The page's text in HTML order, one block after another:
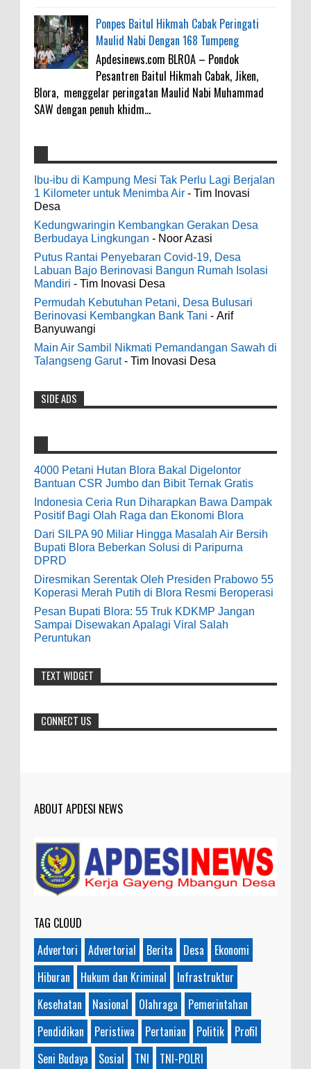
Ponpes Baitul Hikmah Cabak Peringati
Maulid Nabi Dengan 168 Tumpeng
Apdesinews.com BLROA – Pondok
Pesantren Baitul Hikmah Cabak, Jiken,
Blora, menggelar peringatan Maulid Nabi Muhammad
SAW dengan penuh khidm...
4000 Petani Hutan Blora Bakal Digelontor
Bantuan CSR Jumbo dan Bibit Ternak Gratis
0 8-4-2026
Indonesia Ceria Run Diharapkan Bawa
Dampak Positif Bagi Olah Raga dan
Ekonomi Blora
0 8-2-2026
Dari SILPA 90 Miliar Hingga Masalah Air
Bersih Bupati Blora Beberkan Solusi di
Paripurna DPRD
7-28-2026
Diresmikan Serentak Oleh Presiden
0 5-16-2026
Pesan Bupati Blora: 55 Truk KDKMP Jangan
Sampai Disewakan Apalagi Viral Salah
Peruntukan
0 5-10-2026
galateapacino:
3-6-2022
Men's Black Titanium Wedding Band -
The Ottawa SenatorsThe Men's Black titanium i
phone case Titanium Wedding Band is the
world's first dedicated wedding band how strong
is titanium for Wo...
odenjaea
3-4-2022
Casino - DrmcdCasino is 부산광역 출
장안마 open and excited 고양 출장샵 to welcome
you back 의정부 출장샵 to a 제주도 출장마사지
of slots, table games 제주 출장안마 and video
poker! Cas...
bolehkah kami study banding di akir
Anonymous :
7-3-2020
baik bisa meningkatkan ekonomi masyarakat
sekitar. Amin
Anonymous:
honorer
Ibu-ibu di Kampung Mesi Tak Perlu Lagi Berjalan
1 Kilometer untuk Menimba Air - Tim Inovasi
Desa
Kedungwaringin Kembangkan Gerakan Desa
Berbudaya Lingkungan - Noor Azasi
Putus Rantai Penyebaran Covid-19, Desa
Labuan Bajo Berinovasi Bangun Rumah Isolasi
Mandiri - Tim Inovasi Desa
Permudah Kebutuhan Petani, Desa Bulusari
Berinovasi Kembangkan Bank Tani - Arif
Banyuwangi
Main Air Sambil Nikmati Pemandangan Sawah di
Talangseng Garut- Tim Inovasi Desa
SIDE ADS
4000 Petani Hutan Blora Bakal Digelontor
Bantuan CSR Jumbo dan Bibit Ternak Gratis
Indonesia Ceria Run Diharapkan Bawa Dampak
Positif Bagi Olah Raga dan Ekonomi Blora
Dari SILPA 90 Miliar Hingga Masalah Air Bersih
Bupati Blora Beberkan Solusi di Paripurna
DPRD
Diresmikan Serentak Oleh Presiden Prabowo 55
Koperasi Merah Putih di Blora Resmi Beroperasi
Pesan Bupati Blora: 55 Truk KDKMP Jangan
Sampai Disewakan Apalagi Viral Salah
Peruntukan
TEXT WIDGET
CONNECT US
ABOUT APDESI NEWS
TAG CLOUD
Advertori
Advertorial Berita Desa
Ekonomi
Hiburan
Hukum dan Kriminal
Infrastruktur
Kesehatan
Nasional Olahraga
Pemerintahan
Pendidikan
Peristiwa Pertanian Politik
Profil
Seni Budaya
Sosial TNI TNI-POLRI